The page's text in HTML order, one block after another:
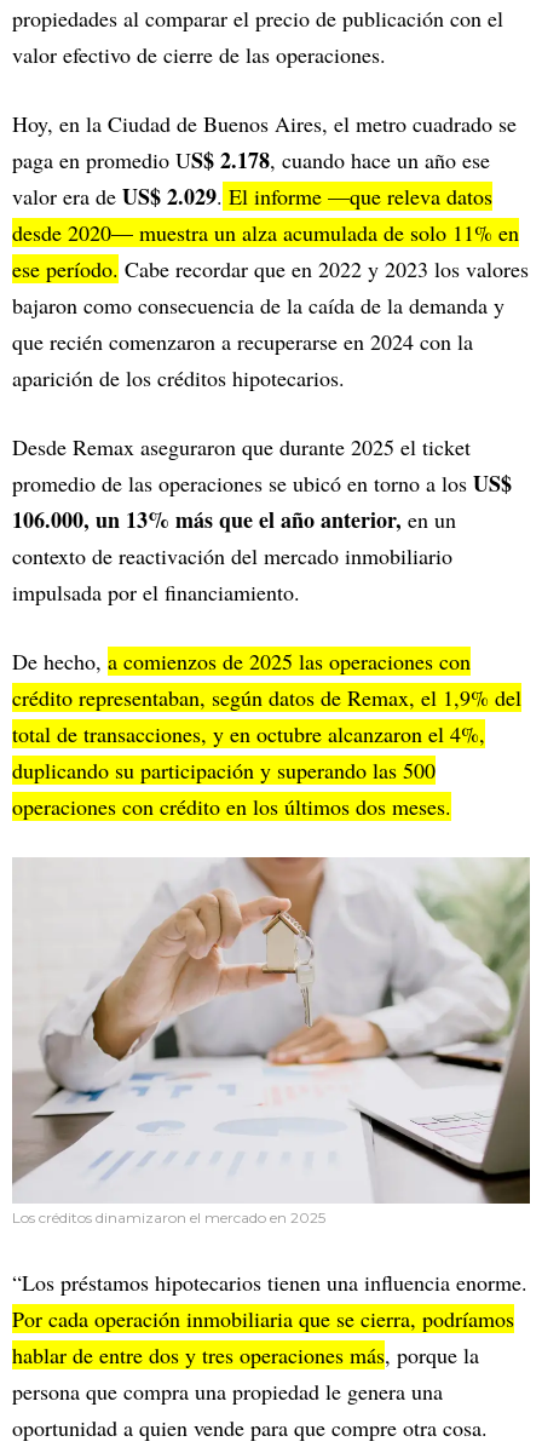
propiedades al comparar el precio de publicación con el
valor efectivo de cierre de las operaciones.
Hoy, en la Ciudad de Buenos Aires, el metro cuadrado se
paga en promedio US$ 2.178, cuando hace un año ese
valor era de US$ 2.029. El informe —que releva datos
desde 2020— muestra un alza acumulada de solo 11% en
ese período. Cabe recordar que en 2022 y 2023 los valores
bajaron como consecuencia de la caída de la demanda y
que recién comenzaron a recuperarse en 2024 con la
aparición de los créditos hipotecarios.
Desde Remax aseguraron que durante 2025 el ticket
promedio de las operaciones se ubicó en torno a los US$
106.000, un 13% más que el año anterior, en un
contexto de reactivación del mercado inmobiliario
impulsada por el financiamiento.
De hecho, a comienzos de 2025 las operaciones con
crédito representaban, según datos de Remax, el 1,9% del
total de transacciones, y en octubre alcanzaron el 4%,
duplicando su participación y superando las 500
operaciones con crédito en los últimos dos meses.
Los créditos dinamizaron el mercado en 2025
“Los préstamos hipotecarios tienen una influencia enorme.
Por cada operación inmobiliaria que se cierra, podríamos
hablar de entre dos y tres operaciones más, porque la
persona que compra una propiedad le genera una
oportunidad a quien vende para que compre otra cosa.